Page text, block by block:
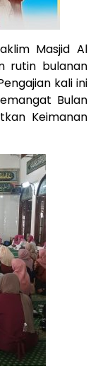
Masjid Al
rutin bulanan
kali ini
Bulan
Keimanan